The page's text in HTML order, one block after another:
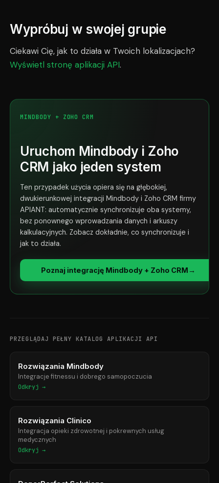
Wypróbuj w swojej grupie
Ciekawi Cię, jak to działa w Twoich lokalizacjach?
Wyświetl stronę aplikacji API.
MINDBODY + ZOHO CRM
Uruchom Mindbody i Zoho
CRM jako jeden system
Ten przypadek użycia opiera się na głębokiej,
dwukierunkowej integracji Mindbody i Zoho CRM firmy
APIANT: automatycznie synchronizuje oba systemy,
bez ponownego wprowadzania danych i arkuszy
kalkulacyjnych. Zobacz dokładnie, co synchronizuje i
jak to działa.
Poznaj integrację Mindbody + Zoho CRM →
PRZEGLĄDAJ PEŁNY KATALOG APLIKACJI API
Rozwiązania Mindbody
Integracje fitnessu i dobrego samopoczucia
Odkryj →
Rozwiązania Clinico
Integracja opieki zdrowotnej i pokrewnych usług
medycznych
Odkryj →